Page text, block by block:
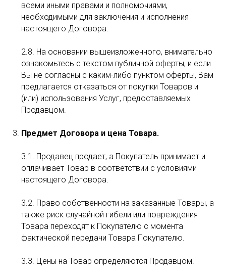
всеми иными правами и полномочиями,
необходимыми для заключения и исполнения
настоящего Договора.
2.8. На основании вышеизложенного, внимательно
ознакомьтесь с текстом публичной оферты, и если
Вы не согласны с каким-либо пунктом оферты, Вам
предлагается отказаться от покупки Товаров и
(или) использования Услуг, предоставляемых
Продавцом.
Предмет Договора и цена Товара.
3.1. Продавец продает, а Покупатель принимает и
оплачивает Товар в соответствии с условиями
настоящего Договора.
3.2. Право собственности на заказанные Товары, а
также риск случайной гибели или повреждения
Товара переходят к Покупателю с момента
фактической передачи Товара Покупателю.
3.3. Цены на Товар определяются Продавцом.